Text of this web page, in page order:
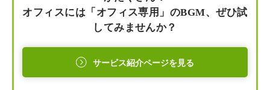
オフィスには「オフィス専用」のBGM、ぜひ試
してみませんか？
サービス紹介ページを見る